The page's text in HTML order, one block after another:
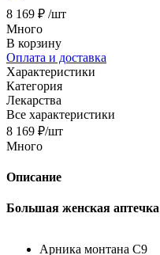
8 169 ₽ /шт
Много
В корзину
Оплата и доставка
Характеристики
Категория
Лекарства
Все характеристики
8 169 ₽/шт
Много
Описание
Большая женская аптечка
Арника монтана C9